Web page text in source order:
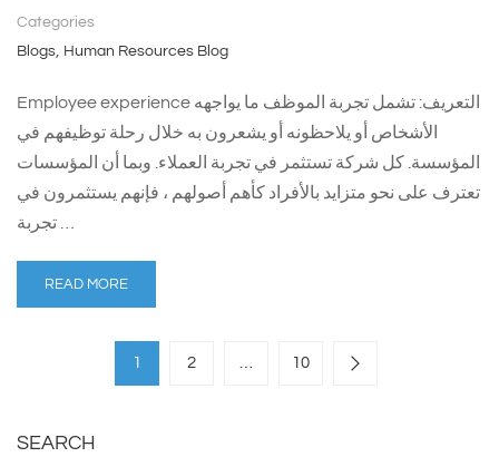
Categories
Blogs Human Resources Blog
Employee experience التعريف: تشمل تجربة الموظف ما يواجهه
الأشخاص أو يلاحظونه أو يشعرون به خلال رحلة توظيفهم في
المؤسسة. كل شركة تستثمر في تجربة العملاء. وبما أن المؤسسات
تعترف على نحو متزايد بالأفراد كأهم أصولهم ، فإنهم يستثمرون في
READ MORE
1 2 10
SEARCH